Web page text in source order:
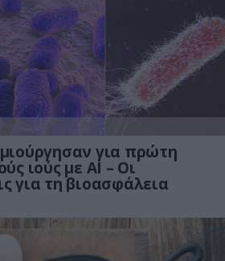
για πρώτη
ιούς με AI – Οι
για τη βιοασφάλεια